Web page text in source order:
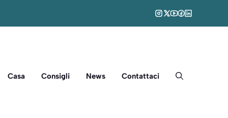
Casa Consigli News Contattaci